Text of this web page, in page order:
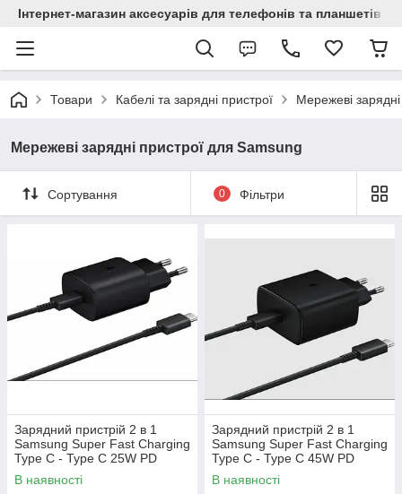
Інтернет-магазин аксесуарів для телефонів та планшетів
Товари Кабелі та зарядні пристрої Мережеві
Мережеві зарядні пристрої для Samsung
Сортування 0 Фільтри
Зарядний пристрій 2 в 1
Samsung Super Fast Charging
Type C - Type C 25W PD
В наявності
Зарядний пристрій 2 в 1
Samsung Super Fast Charging
Type C - Type C 45W PD
В наявності